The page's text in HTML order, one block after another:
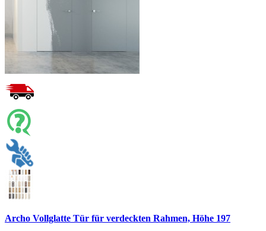
Archo Vollglatte Tür für verdeckten Rahmen, Höhe 197